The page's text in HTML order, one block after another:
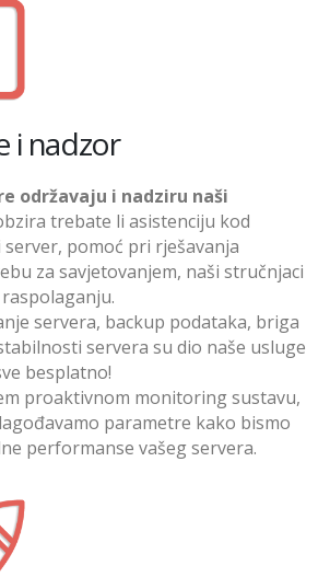
i nadzor
održavaju i nadziru naši
trebate li asistenciju kod
pomoć pri rješavanja
za savjetovanjem, naši stručnjaci
servera, backup podataka, briga
servera su dio naše usluge
besplatno!
proaktivnom monitoring sustavu,
parametre kako bismo
performanse vašeg servera.